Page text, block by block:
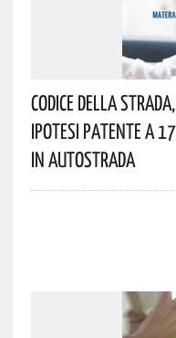
Codice Della
Ipotesi Patente A
In Autostrada